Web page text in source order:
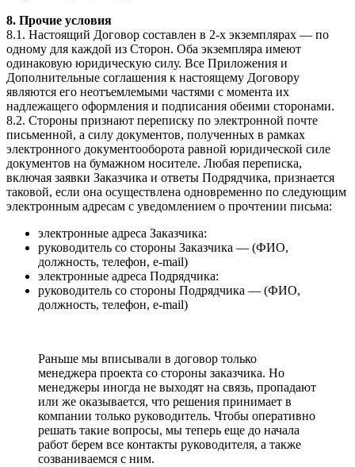
8. Прочие условия
8.1. Настоящий Договор составлен в 2-х экземплярах — по
одному для каждой из Сторон. Оба экземпляра имеют
одинаковую юридическую силу. Все Приложения и
Дополнительные соглашения к настоящему Договору
являются его неотъемлемыми частями с момента их
надлежащего оформления и подписания обеими сторонами.
8.2. Стороны признают переписку по электронной почте
письменной, а силу документов, полученных в рамках
электронного документооборота равной юридической силе
документов на бумажном носителе. Любая переписка,
включая заявки Заказчика и ответы Подрядчика, признается
таковой, если она осуществлена одновременно по следующим
электронным адресам с уведомлением о прочтении письма:
электронные адреса Заказчика:
руководитель со стороны Заказчика — (ФИО,
должность, телефон, e-mail)
электронные адреса Подрядчика:
руководитель со стороны Подрядчика — (ФИО,
должность, телефон, e-mail)
Раньше мы вписывали в договор только
менеджера проекта со стороны заказчика. Но
менеджеры иногда не выходят на связь, пропадают
или же оказывается, что решения принимает в
компании только руководитель. Чтобы оперативно
решать такие вопросы, мы теперь еще до начала
работ берем все контакты руководителя, а также
созваниваемся с ним.